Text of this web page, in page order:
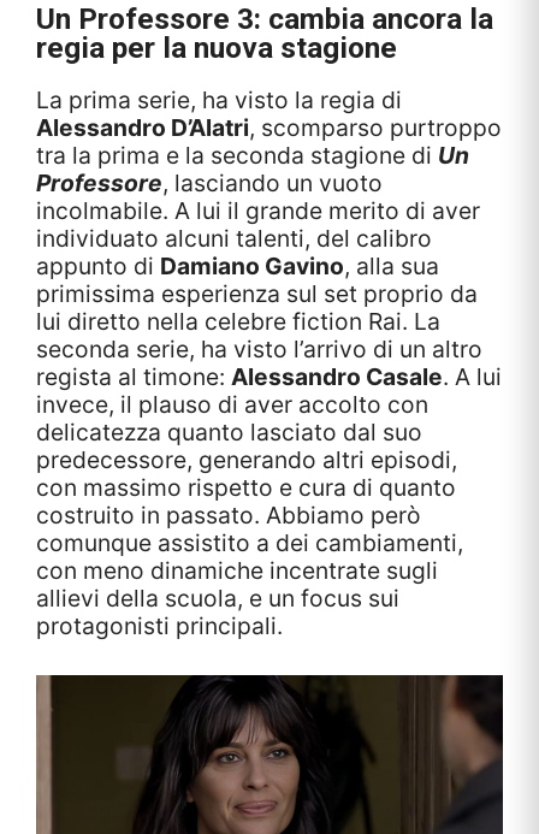
Un Professore 3: cambia ancora la
regia per la nuova stagione
La prima serie, ha visto la regia di
Alessandro D’Alatri, scomparso purtroppo
tra la prima e la seconda stagione di Un
Professore, lasciando un vuoto
incolmabile. A lui il grande merito di aver
individuato alcuni talenti, del calibro
appunto di Damiano Gavino, alla sua
primissima esperienza sul set proprio da
lui diretto nella celebre fiction Rai. La
seconda serie, ha visto l’arrivo di un altro
regista al timone: Alessandro Casale. A lui
invece, il plauso di aver accolto con
delicatezza quanto lasciato dal suo
predecessore, generando altri episodi,
con massimo rispetto e cura di quanto
costruito in passato. Abbiamo però
comunque assistito a dei cambiamenti,
con meno dinamiche incentrate sugli
allievi della scuola, e un focus sui
protagonisti principali.